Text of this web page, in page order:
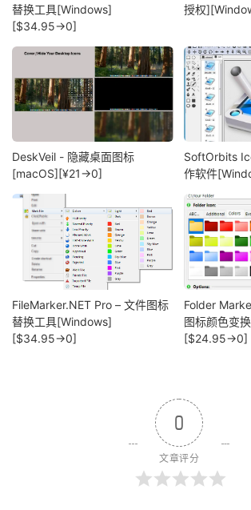
替换工具[Windows]
[$34.95→0]
授权
DeskVeil - 隐藏桌面图标
[macOS][¥21→0]
SoftOrbits
作软件
FileMarker.NET Pro – 文件图标
替换工具[Windows]
[$34.95→0]
Folder
图标颜色变
[$24.95→0]
0
文章评分